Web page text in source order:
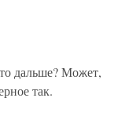
дальше? Может,
так.